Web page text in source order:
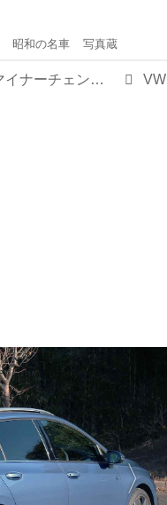
昭和の名車 写真蔵
【写真蔵】マイナーチェンジで「8.5」に進化したフォルクスワーゲン ゴルフヴァリアント